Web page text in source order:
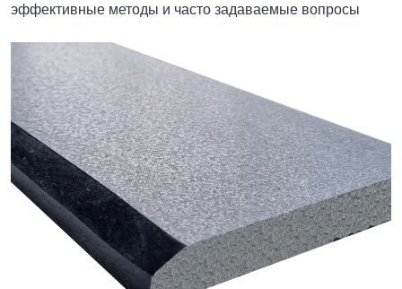
эффективные методы и часто задаваемые вопросы